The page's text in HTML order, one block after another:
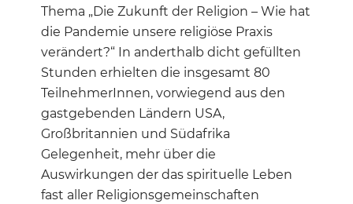
Thema „Die Zukunft der Religion – Wie hat
die Pandemie unsere religiöse Praxis
verändert?“ In anderthalb dicht gefüllten
Stunden erhielten die insgesamt 80
TeilnehmerInnen, vorwiegend aus den
gastgebenden Ländern USA,
Großbritannien und Südafrika
Gelegenheit, mehr über die
Auswirkungen der das spirituelle Leben
fast aller Religionsgemeinschaften